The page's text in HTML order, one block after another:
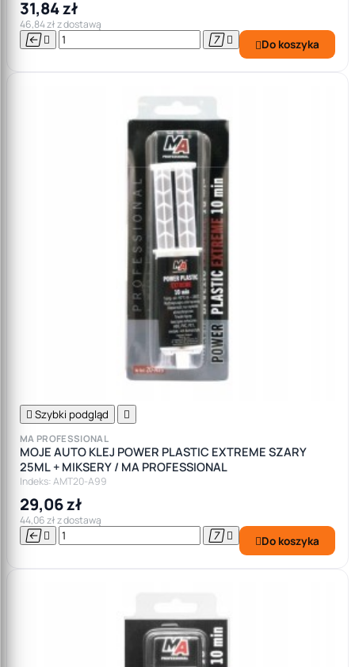
31,84 zł
46,84 zł z dostawą
    Do koszyka
 Szybki podgląd 
MA PROFESSIONAL
MOJE AUTO KLEJ POWER PLASTIC EXTREME SZARY
25ML + MIKSERY / MA PROFESSIONAL
Indeks: AMT20-A99
29,06 zł
44,06 zł z dostawą
    Do koszyka